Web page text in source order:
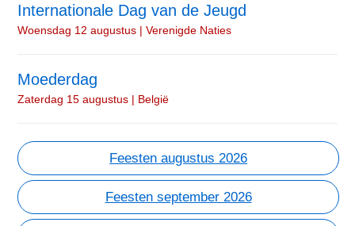
Internationale Dag van de Jeugd
Woensdag 12 augustus | Verenigde Naties
Moederdag
Zaterdag 15 augustus | België
Feesten augustus 2026
Feesten september 2026